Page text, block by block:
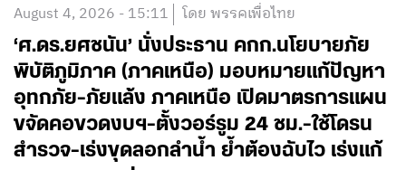
August 4, 2026 - 15:11 โดย พรรคเพื่อไทย
‘ศ.ดร.ยศชนัน’ นั่งประธาน คกก.นโยบายภัย
พิบัติภูมิภาค (ภาคเหนือ) มอบหมายแก้ปัญหา
อุทกภัย-ภัยแล้ง ภาคเหนือ เปิดมาตรการแผน
ขจัดคอขวดงบฯ-ตั้งวอร์รูม 24 ชม.-ใช้โดรน
สำรวจ-เร่งขุดลอกลำน้ำ ย้ำต้องฉับไว เร่งแก้